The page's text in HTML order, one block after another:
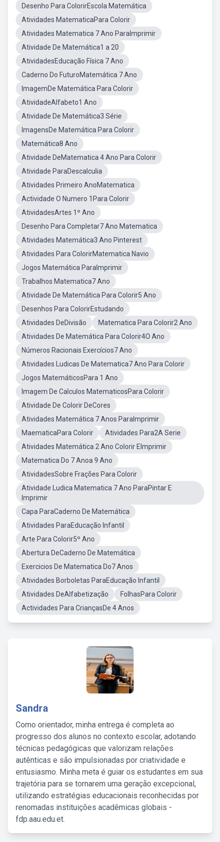
Desenho Para ColorirEscola Matemática
Atividades MatematicaPara Colorir
Atividades Matematica 7 Ano ParaImprimir
Atividade De Matemática1 a 20
AtividadesEducação Física 7 Ano
Caderno Do FuturoMatemática 7 Ano
ImagemDe Matemática Para Colorir
AtividadeAlfabeto1 Ano
Atividade De Matemática3 Série
ImagensDe Matemática Para Colorir
Matemática8 Ano
Atividade DeMatematica 4 Ano Para Colorir
Atividade ParaDescalculia
Atividades Primeiro AnoMatematica
Actividade O Numero 1Para Colorir
AtividadesArtes 1º Ano
Desenho Para Completar7 Ano Matematica
Atividades Matemática3 Ano Pinterest
Atividades Para ColorirMatematica Navio
Jogos Matemática ParaImprimir
Trabalhos Matematica7 Ano
Atividade De Matemática Para Colorir5 Ano
Desenhos Para ColorirEstudando
Atividades DeDivisão
Matematica Para Colorir2 Ano
Atividades De Matemática Para Colorir4O Ano
Números Racionais Exercícios7 Ano
Atividades Ludicas De Matematica7 Ano Para Colorir
Jogos MatemáticosPara 1 Ano
Imagem De Calculos MatematicosPara Colorir
Atividade De Colorir DeCores
Atividades Matemática 7 Anos ParaImprimir
MaematicaPara Colorir
Atividades Para2A Serie
Atividades Matemática 2 Ano Colorir EImprimir
Matematica Do 7 Anoa 9 Ano
AtividadesSobre Frações Para Colorir
Atividade Ludica Matematica 7 Ano ParaPintar E
Imprimir
Capa ParaCaderno De Matemática
Atividades ParaEducação Infantil
Arte Para Colorir5º Ano
Abertura DeCaderno De Matemática
Exercicios De Matematica Do7 Anos
Atividades Borboletas ParaEducação Infantil
Atividades DeAlfabetização
FolhasPara Colorir
Actividades Para CriançasDe 4 Anos
Sandra
Como orientador, minha entrega é completa ao
progresso dos alunos no contexto escolar, adotando
técnicas pedagógicas que valorizam relações
autênticas e são impulsionadas por criatividade e
entusiasmo. Minha meta é guiar os estudantes em sua
trajetória para se tornarem uma geração excepcional,
utilizando estratégias educacionais reconhecidas por
renomadas instituições acadêmicas globais -
fdp.aau.edu.et.